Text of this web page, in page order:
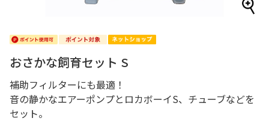
おさかな飼育セット S
補助フィルターにも最適！
音の静かなエアーポンプとロカボーイS、チューブなどを
セット。